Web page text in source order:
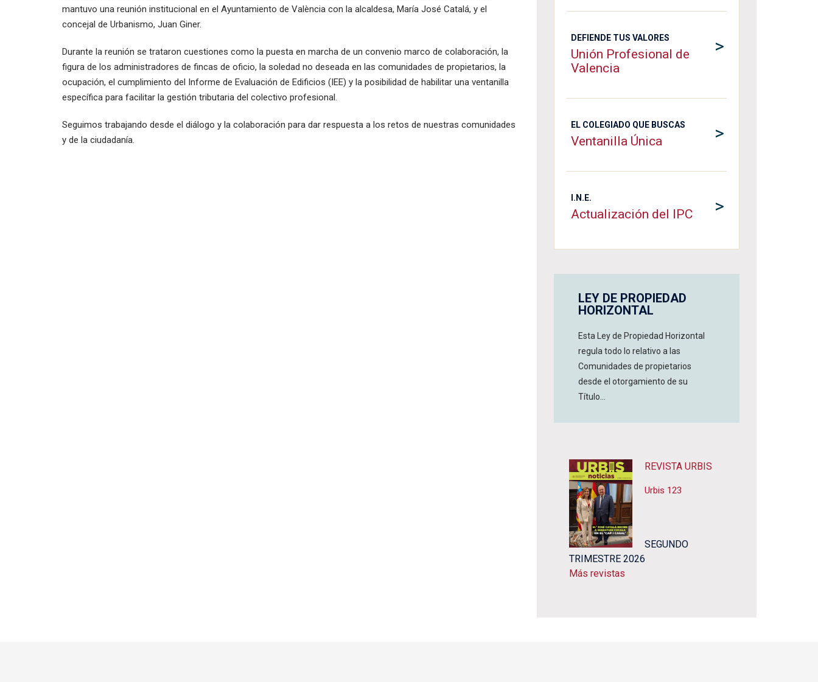
mantuvo una reunión institucional en el Ayuntamiento de València con la alcaldesa, María José Catalá, y el
concejal de Urbanismo, Juan Giner.
Durante la reunión se trataron cuestiones como la puesta en marcha de un convenio marco de colaboración, la
figura de los administradores de fincas de oficio, la soledad no deseada en las comunidades de propietarios, la
ocupación, el cumplimiento del Informe de Evaluación de Edificios (IEE) y la posibilidad de habilitar una ventanilla
específica para facilitar la gestión tributaria del colectivo profesional.
Seguimos trabajando desde el diálogo y la colaboración para dar respuesta a los retos de nuestras comunidades
y de la ciudadanía.
>
DEFIENDE TUS VALORES
Unión Profesional de
Valencia
>
EL COLEGIADO QUE BUSCAS
Ventanilla Única
>
I.N.E.
Actualización del IPC
LEY DE PROPIEDAD
HORIZONTAL
Esta Ley de Propiedad Horizontal
regula todo lo relativo a las
Comunidades de propietarios
desde el otorgamiento de su
Título...
REVISTA URBIS
Urbis 123
SEGUNDO
TRIMESTRE 2026
Más revistas